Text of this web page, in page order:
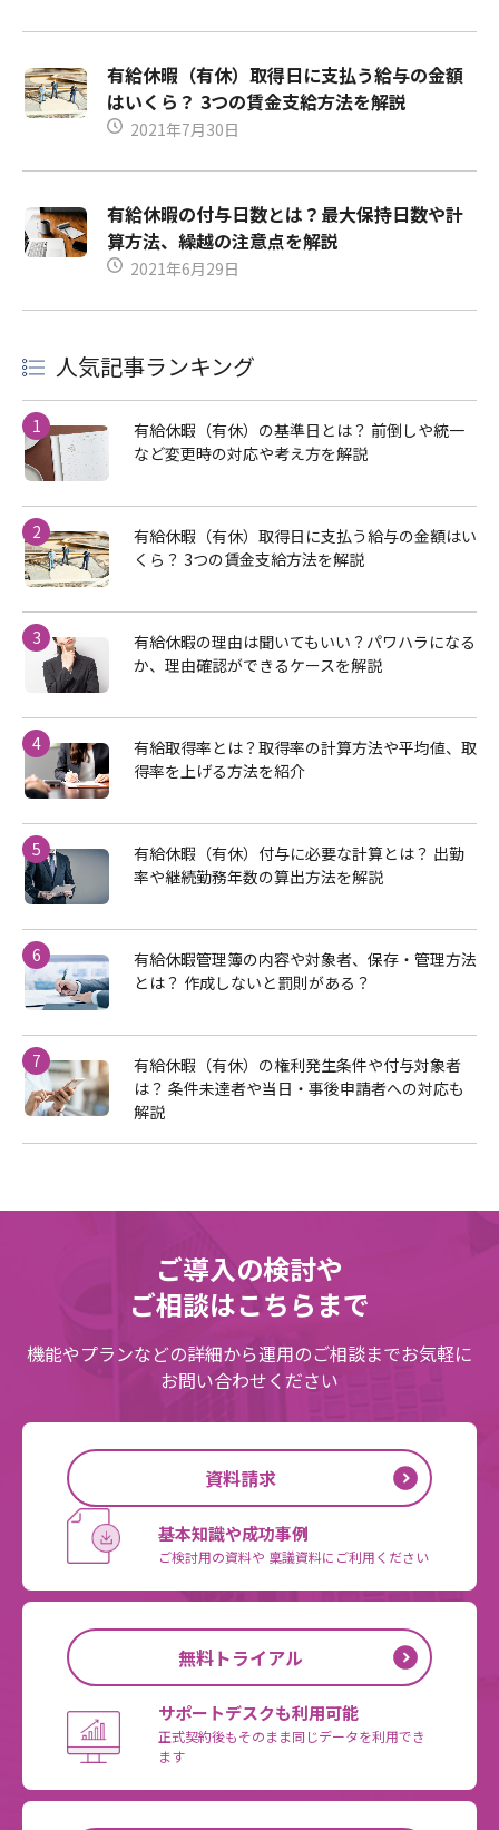
有給休暇（有休）取得日に支払う給与の金額
はいくら？ 3つの賃金支給方法を解説
2021年7月30日
有給休暇の付与日数とは？最大保持日数や計
算方法、繰越の注意点を解説
2021年6月29日
人気記事ランキング
1
有給休暇（有休）の基準日とは？ 前倒しや統一
など変更時の対応や考え方を解説
2
有給休暇（有休）取得日に支払う給与の金額はい
くら？ 3つの賃金支給方法を解説
3
有給休暇の理由は聞いてもいい？パワハラになる
か、理由確認ができるケースを解説
4
有給取得率とは？取得率の計算方法や平均値、取
得率を上げる方法を紹介
5
有給休暇（有休）付与に必要な計算とは？ 出勤
率や継続勤務年数の算出方法を解説
6
有給休暇管理簿の内容や対象者、保存・管理方法
とは？ 作成しないと罰則がある？
7
有給休暇（有休）の権利発生条件や付与対象者
は？ 条件未達者や当日・事後申請者への対応も
解説
ご導入の検討や
ご相談はこちらまで
機能やプランなどの詳細から運用のご相談までお気軽に
お問い合わせください
資料請求
基本知識や成功事例
ご検討用の資料や 稟議資料にご利用ください
無料トライアル
サポートデスクも利用可能
正式契約後もそのまま同じデータを利用でき
ます